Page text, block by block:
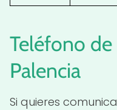
Teléfono
Palencia
Si quieres